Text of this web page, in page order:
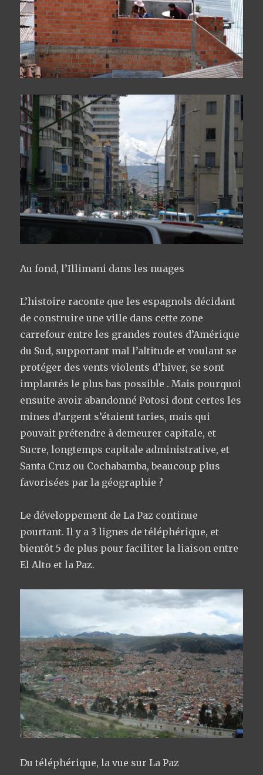
Au fond, l’Illimani dans les nuages
L’histoire raconte que les espagnols décidant
de construire une ville dans cette zone
carrefour entre les grandes routes d’Amérique
du Sud, supportant mal l’altitude et voulant se
protéger des vents violents d’hiver, se sont
implantés le plus bas possible . Mais pourquoi
ensuite avoir abandonné Potosi dont certes les
mines d’argent s’étaient taries, mais qui
pouvait prétendre à demeurer capitale, et
Sucre, longtemps capitale administrative, et
Santa Cruz ou Cochabamba, beaucoup plus
favorisées par la géographie ?
Le développement de La Paz continue
pourtant. Il y a 3 lignes de téléphérique, et
bientôt 5 de plus pour faciliter la liaison entre
El Alto et la Paz.
Du téléphérique, la vue sur La Paz